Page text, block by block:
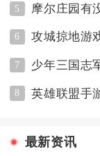
5 摩尔庄园有
6 攻城掠地游
7 少年三国志
8
最新资讯